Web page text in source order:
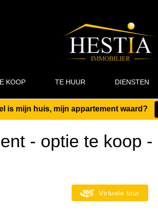
KOOP TE HUUR DIENSTEN
is mijn huis, mijn appartement waard?
- optie te koop -
Virtuele tour